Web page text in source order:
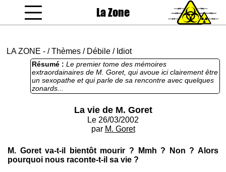
La Zone
LA ZONE - /Thèmes / Débile / Idiot
Résumé : Le premier tome des mémoires
extraordainaires de M. Goret, qui avoue ici clairement être
un sexopathe et qui parle de sa rencontre avec quelques
zonards...
La vie de M. Goret
Le 26/03/2002
par M. Goret
M. Goret va-t-il bientôt mourir ? Mmh ? Non ? Alors
pourquoi nous raconte-t-il sa vie ?